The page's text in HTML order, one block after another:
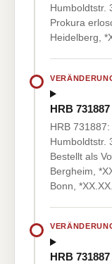
Humboldtstr.
Prokura
Heidelberg,
HRB 731887
HRB
Humboldtstr.
Bestellt als
Bergheim,
Bonn,
HRB 731887